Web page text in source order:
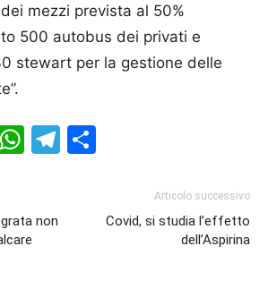
mezzi prevista al 50%
500 autobus dei privati e
stewart per la gestione delle
WhatsApp
Telegram
non
Articolo successivo
Covid, si studia l’effetto
dell’Aspirina